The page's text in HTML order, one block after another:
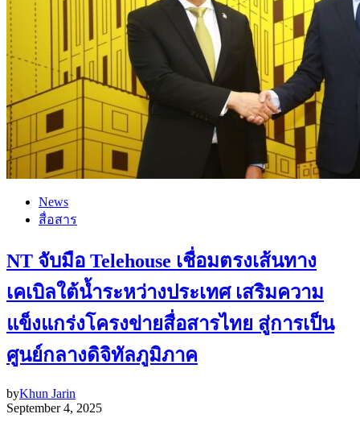
News
สื่อสาร
NT จับมือ Telehouse เชื่อมตรงเส้นทาง
เคเบิลใต้น้ำระหว่างประเทศ เสริมความ
แข็งแกร่งโครงข่ายสื่อสารไทย สู่การเป็น
ศูนย์กลางดิจิทัลภูมิภาค
byKhun Jarin
September 4, 2025